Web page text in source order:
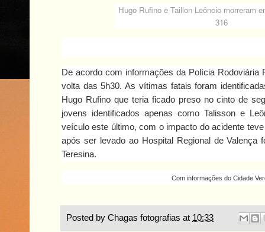
Hugo Rufino e Taillon Leôncio morreram
316
De acordo com informações da Polícia Rodoviária
volta das 5h30. As vítimas fatais foram
Hugo Rufino que teria ficado preso no cinto de
jovens identificados apenas como Talisson e
veículo este último, com o impacto do acidente
após ser levado ao Hospital Regional de Valença
Teresina.
Com informações do Cidade
Posted by Chagas fotografias at 10:33